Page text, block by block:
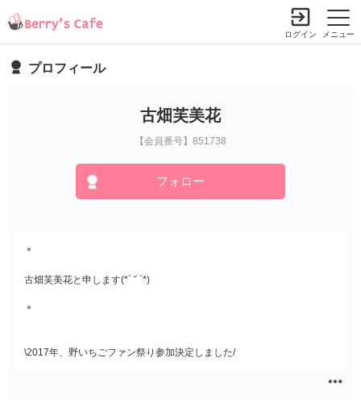
メニュー
ログイン
プロフィール
古畑芙美花
【会員番号】851738
フォロー
＊
古畑芙美花と申します(*´ ˘ `*)
＊
\2017年、野いちごファン祭り参加決定しました/